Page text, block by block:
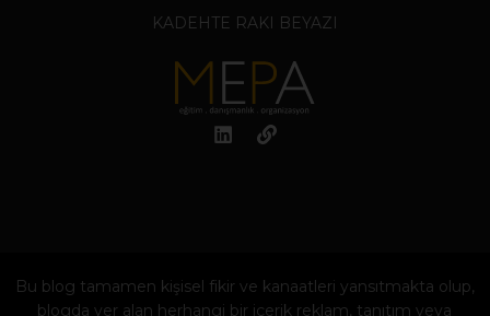
KADEHTE RAKI BEYAZI
Bu blog tamamen kişisel fikir ve kanaatleri yansıtmakta olup,
blogda yer alan herhangi bir içerik reklam, tanıtım veya